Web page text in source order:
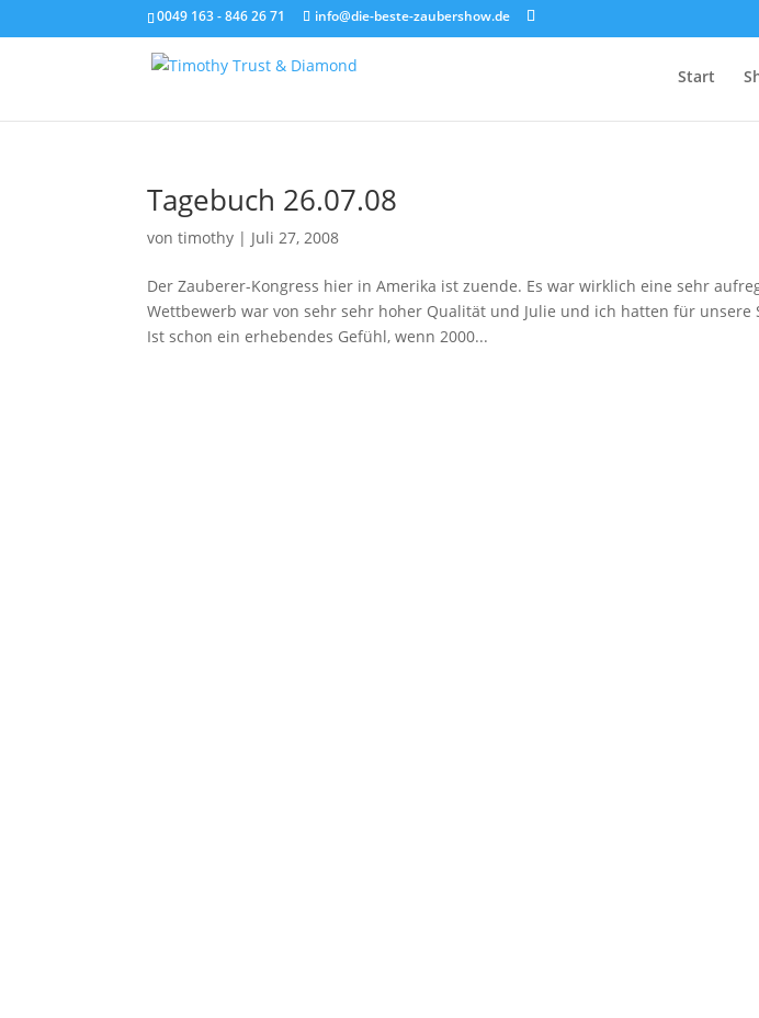
0049 163 - 846 26 71 info@die-beste-zaubershow.de
Start
Tagebuch 26.07.08
vontimothy | Juli 27, 2008
Der Zauberer-Kongress hier in Amerika ist zuende. Es war wirklich eine sehr
Wettbewerb war von sehr sehr hoher Qualität und Julie und ich hatten für unsere
Ist schon ein erhebendes Gefühl, wenn 2000...